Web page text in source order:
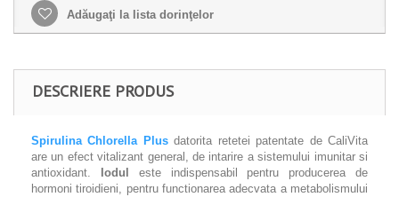
Adăugaţi la lista dorinţelor
DESCRIERE PRODUS
Spirulina Chlorella Plusdatorita retetei patentate de CaliVita
are un efect vitalizant general, de intarire a sistemului imunitar si
antioxidant.
Iodul
este indispensabil pentru producerea de
hormoni tiroidieni, pentru functionarea adecvata a metabolismului